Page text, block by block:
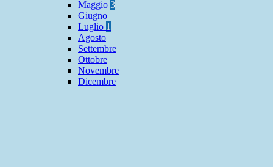
Maggio 3
Giugno
Luglio 1
Agosto
Settembre
Ottobre
Novembre
Dicembre